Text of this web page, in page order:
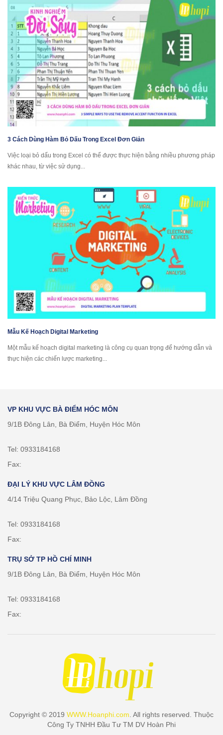
3 Cách Dùng Hàm Bỏ Dấu Trong Excel Đơn Giản
Việc loại bỏ dấu trong Excel có thể được thực hiện bằng nhiều phương pháp
khác nhau, từ việc sử dụng...
Mẫu Kế Hoạch Digital Marketing
Một mẫu kế hoạch digital marketing là công cụ quan trọng để hướng dẫn và
thực hiện các chiến lược marketing...
VP KHU VỰC BÀ ĐIỂM HÓC MÔN
9/1B Đông Lân, Bà Điểm, Huyện Hóc Môn
Tel: 0933184168
Fax:
ĐẠI LÝ KHU VỰC LÂM ĐỒNG
4/14 Triệu Quang Phục, Bảo Lộc, Lâm Đồng
Tel: 0933184168
Fax:
TRỤ SỞ TP HỒ CHÍ MINH
9/1B Đông Lân, Bà Điểm, Huyện Hóc Môn
Tel: 0933184168
Fax:
Copyright © 2019 WWW.Hoanphi.com . All rights reserved. Thuộc
Công Ty TNHH Đầu Tư TM DV Hoàn Phi